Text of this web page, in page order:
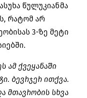
წულუკიანმა
რატომ არ
3-ზე მეტი
ამ ქვეყანაში
ბევრჯერ ითქვა.
მთავრობის სხვა